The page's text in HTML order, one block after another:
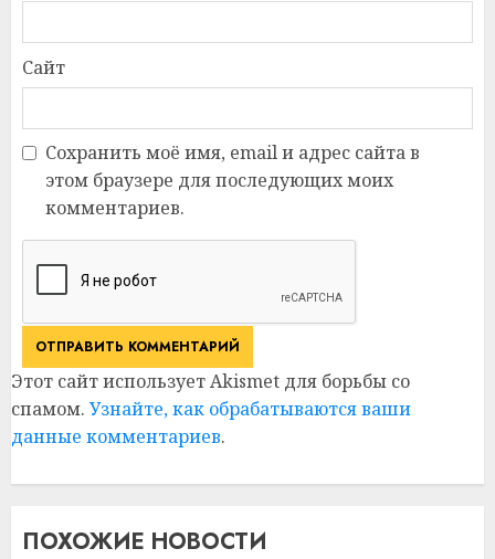
Сайт
Сохранить моё имя, email и адрес сайта в
этом браузере для последующих моих
комментариев.
Этот сайт использует Akismet для борьбы со
спамом. Узнайте, как обрабатываются ваши
данные комментариев.
ПОХОЖИЕ НОВОСТИ